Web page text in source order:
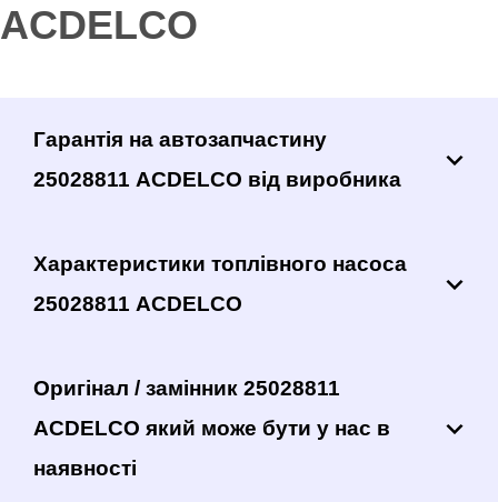
ACDELCO
Гарантія на автозапчастину
25028811 ACDELCO від виробника
Характеристики топлівного насоса
25028811 ACDELCO
Оригінал / замінник 25028811
ACDELCO який може бути у нас в
наявності